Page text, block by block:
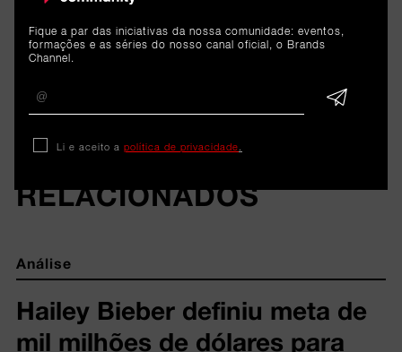
RELACIONADOS
Análise
Hailey Bieber definiu meta de
mil milhões de dólares para
Fique a par das iniciativas da nossa comunidade: eventos,
formações e as séries do nosso canal oficial, o Brands
Channel.
Li e aceito a política de privacidade.